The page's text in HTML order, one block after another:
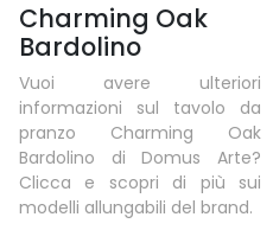
Charming Oak
Bardolino
Vuoi avere ulteriori
informazioni sul tavolo da
pranzo Charming Oak
Bardolino di Domus Arte?
Clicca e scopri di più sui
modelli allungabili del brand.